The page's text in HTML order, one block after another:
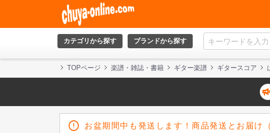
カテゴリから探す ブランドから探す
TOPページ 楽譜・雑誌・書籍 ギター楽譜 ギタースコア
お盆期間中も発送します！商品発送とお届け